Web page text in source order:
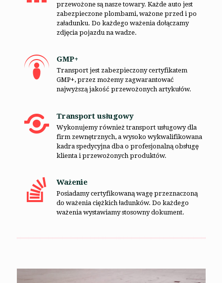
przewożone są nasze towary. Każde auto jest
zabezpieczone plombami, ważone przed i po
załadunku. Do każdego ważenia dołączamy
zdjęcia pojazdu na wadze.
GMP+
Transport jest zabezpieczony certyfikatem
GMP+, przez możemy zagwarantować
najwyższą jakość przewożonych artykułów.
Transport usługowy
Wykonujemy również transport usługowy dla
firm zewnętrznych, a wysoko wykwalifikowana
kadra spedycyjna dba o profesjonalną obsługę
klienta i przewożonych produktów.
Ważenie
Posiadamy certyfikowaną wagę przeznaczoną
do ważenia ciężkich ładunków. Do każdego
ważenia wystawiamy stosowny dokument.